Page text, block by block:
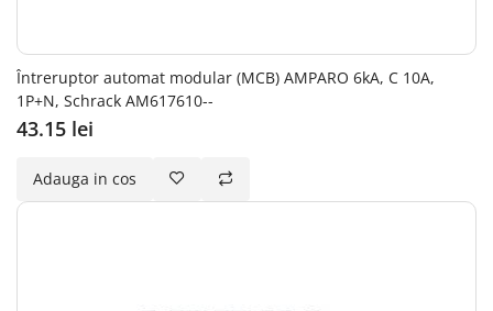
Întreruptor automat modular (MCB) AMPARO 6kA, C 10A,
1P+N, Schrack AM617610--
43.15 lei
Adauga in cos